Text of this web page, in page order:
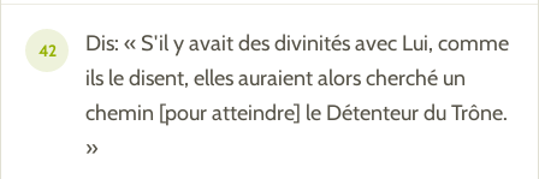
42
Dis: « S'il y avait des divinités avec Lui, comme
ils le disent, elles auraient alors cherché un
chemin [pour atteindre] le Détenteur du Trône.
»